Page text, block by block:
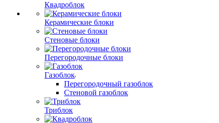
Квадроблок
Керамические блоки
Стеновые блоки
Перегородочные блоки
Газоблок
Перегородочный газоблок
Стеновой газоблок
Триблок